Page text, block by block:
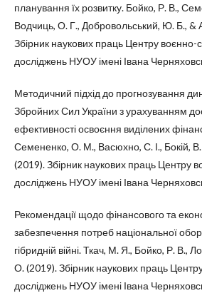
планування їх розвитку. Бойко, Р. В.,
Водчиць, О. Г., Добровольський, Ю. Б., &
Збірник наукових праць Центру воєнно-
досліджень НУОУ імені Івана
Методичний підхід до прогнозування
Збройних Сил України з урахуванням
ефективності освоєння виділених
Семененко, О. М., Васюхно, С. І., Бокій,
(2019). Збірник наукових праць Центру
досліджень НУОУ імені Івана
Рекомендації щодо фінансового та
забезпечення потреб національної
гібридній війні. Ткач, М. Я., Бойко, Р. В.,
О. (2019). Збірник наукових праць
досліджень НУОУ імені Івана